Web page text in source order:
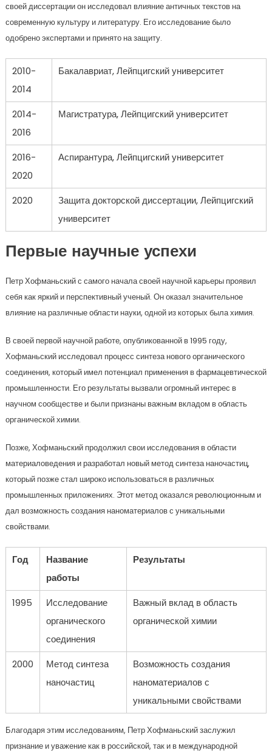
своей диссертации он исследовал влияние античных текстов на
современную культуру и литературу. Его исследование было
одобрено экспертами и принято на защиту.
2010-
2014
Бакалавриат, Лейпцигский университет
2014-
2016
Магистратура, Лейпцигский университет
2016-
2020
Аспирантура, Лейпцигский университет
2020
Защита докторской диссертации, Лейпцигский
университет
Первые научные успехи
Петр Хофманьский с самого начала своей научной карьеры проявил
себя как яркий и перспективный ученый. Он оказал значительное
влияние на различные области науки, одной из которых была химия.
В своей первой научной работе, опубликованной в 1995 году,
Хофманьский исследовал процесс синтеза нового органического
соединения, который имел потенциал применения в фармацевтической
промышленности. Его результаты вызвали огромный интерес в
научном сообществе и были признаны важным вкладом в область
органической химии.
Позже, Хофманьский продолжил свои исследования в области
материаловедения и разработал новый метод синтеза наночастиц,
который позже стал широко использоваться в различных
промышленных приложениях. Этот метод оказался революционным и
дал возможность создания наноматериалов с уникальными
свойствами.
Год
Название
работы
Результаты
1995
Исследование
органического
соединения
Важный вклад в область
органической химии
2000
Метод синтеза
наночастиц
Возможность создания
наноматериалов с
уникальными свойствами
Благодаря этим исследованиям, Петр Хофманьский заслужил
признание и уважение как в российской, так и в международной